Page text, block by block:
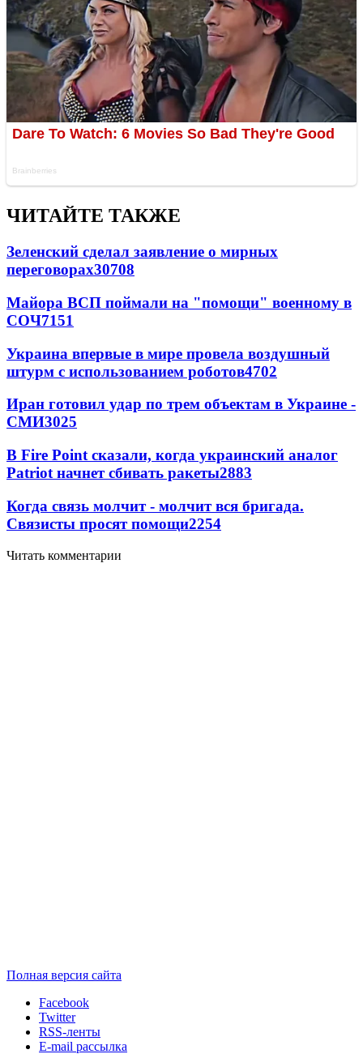
ЧИТАЙТЕ ТАКЖЕ
Зеленский сделал заявление о мирных
переговорах30708
Майора ВСП поймали на "помощи" военному в
СОЧ7151
Украина впервые в мире провела воздушный
штурм с использованием роботов4702
Иран готовил удар по трем объектам в Украине -
СМИ3025
В Fire Point сказали, когда украинский аналог
Patriot начнет сбивать ракеты2883
Когда связь молчит - молчит вся бригада.
Связисты просят помощи2254
Читать комментарии
Полная версия сайта
Facebook
Twitter
RSS-ленты
E-mail рассылка